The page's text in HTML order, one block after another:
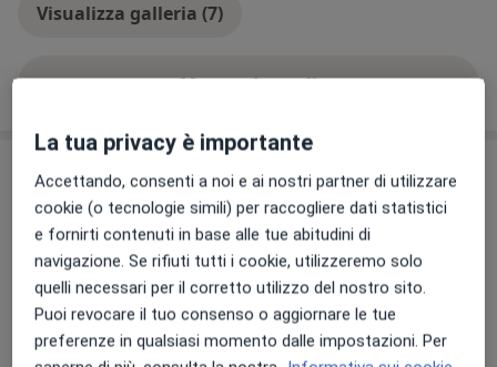
Visualizza galleria (7)
Mostra dettagli
Prestazioni e prezzi
Visita dermatologica
Da 0 € Dettagli Prenota una visita
Visita dermatologica +
epiluminescenza
160 € Dettagli
Prenota una visita
La tua privacy è importante
Accettando, consenti a noi e ai nostri partner di utilizzare
cookie (o tecnologie simili) per raccogliere dati statistici
e fornirti contenuti in base alle tue abitudini di
navigazione. Se rifiuti tutti i cookie, utilizzeremo solo
quelli necessari per il corretto utilizzo del nostro sito.
Puoi revocare il tuo consenso o aggiornare le tue
preferenze in qualsiasi momento dalle impostazioni. Per